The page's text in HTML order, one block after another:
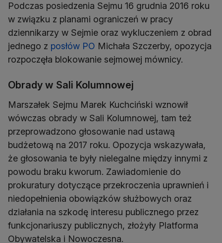
Podczas posiedzenia Sejmu 16 grudnia 2016 roku
w związku z planami ograniczeń w pracy
dziennikarzy w Sejmie oraz wykluczeniem z obrad
jednego z posłów PO Michała Szczerby, opozycja
rozpoczęła blokowanie sejmowej mównicy.
Obrady w Sali Kolumnowej
Marszałek Sejmu Marek Kuchciński wznowił
wówczas obrady w Sali Kolumnowej, tam też
przeprowadzono głosowanie nad ustawą
budżetową na 2017 roku. Opozycja wskazywała,
że głosowania te były nielegalne między innymi z
powodu braku kworum. Zawiadomienie do
prokuratury dotyczące przekroczenia uprawnień i
niedopełnienia obowiązków służbowych oraz
działania na szkodę interesu publicznego przez
funkcjonariuszy publicznych, złożyły Platforma
Obywatelska i Nowoczesna.